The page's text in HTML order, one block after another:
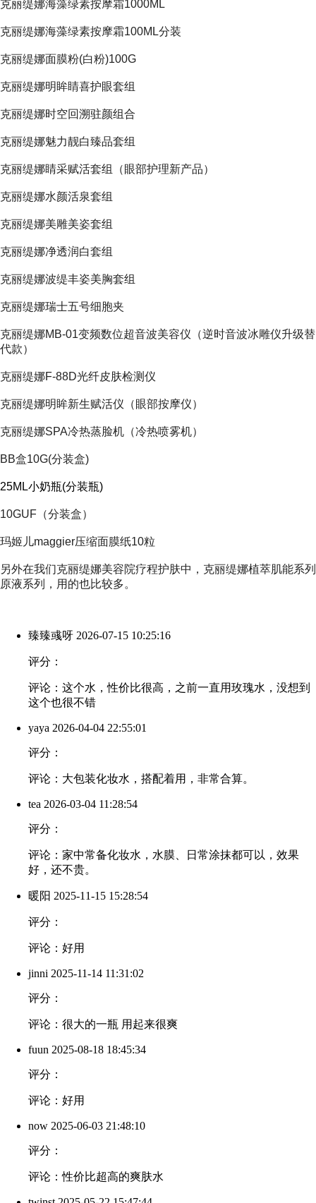
克丽缇娜海藻绿素按摩霜1000ML
克丽缇娜海藻绿素按摩霜100ML分装
克丽缇娜面膜粉(白粉)100G
克丽缇娜明眸睛喜护眼套组
克丽缇娜时空回溯驻颜组合
克丽缇娜魅力靓白臻品套组
克丽缇娜睛采赋活套组（眼部护理新产品）
克丽缇娜水颜活泉套组
克丽缇娜美雕美姿套组
克丽缇娜净透润白套组
克丽缇娜波缇丰姿美胸套组
克丽缇娜瑞士五号细胞夹
克丽缇娜MB-01变频数位超音波美容仪（逆时音波冰雕仪升级替
代款）
克丽缇娜F-88D光纤皮肤检测仪
克丽缇娜明眸新生赋活仪（眼部按摩仪）
克丽缇娜SPA冷热蒸脸机（冷热喷雾机）
BB盒10G(分装盒)
25ML小奶瓶(分装瓶)
10GUF（分装盒）
玛姬儿maggier压缩面膜纸10粒
另外在我们克丽缇娜美容院疗程护肤中， 克丽缇娜植萃肌能系列
原液系列
，用的也比较多。
臻臻彧呀 2026-07-15 10:25:16
评分：
评论：这个水，性价比很高，之前一直用玫瑰水，没想到
这个也很不错
yaya 2026-04-04 22:55:01
评分：
评论：大包装化妆水，搭配着用，非常合算。
tea 2026-03-04 11:28:54
评分：
评论：家中常备化妆水，水膜、日常涂抹都可以，效果
好，还不贵。
暖阳 2025-11-15 15:28:54
评分：
评论：好用
jinni 2025-11-14 11:31:02
评分：
评论：很大的一瓶 用起来很爽
fuun 2025-08-18 18:45:34
评分：
评论：好用
now 2025-06-03 21:48:10
评分：
评论：性价比超高的爽肤水